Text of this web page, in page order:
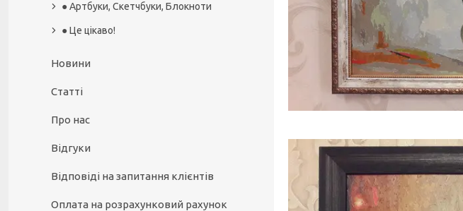
● Артбуки, Скетчбуки, Блокноти
● Це цікаво!
Новини
Статті
Про нас
Відгуки
Відповіді на запитання клієнтів
Оплата на розрахунковий рахунок